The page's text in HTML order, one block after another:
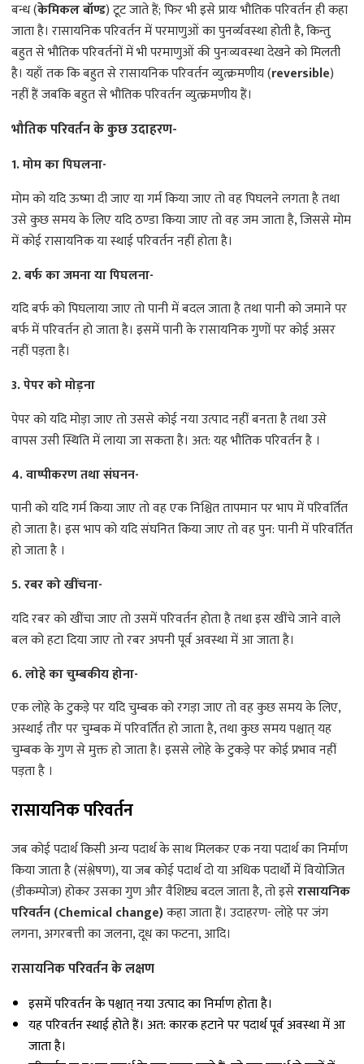
बन्ध (केमिकल बॉण्ड) टूट जाते हैं; फिर भी इसे प्रायः भौतिक परिवर्तन ही कहा
जाता है। रासायनिक परिवर्तन में परमाणुओं का पुनर्व्यवस्था होती है, किन्तु
बहुत से भौतिक परिवर्तनों में भी परमाणुओं की पुनःव्यवस्था देखने को मिलती
है। यहाँ तक कि बहुत से रासायनिक परिवर्तन व्युत्क्रमणीय (reversible)
नहीं हैं जबकि बहुत से भौतिक परिवर्तन व्युत्क्रमणीय हैं।
भौतिक परिवर्तन के कुछ उदाहरण-
1. मोम का पिघलना-
मोम को यदि ऊष्मा दी जाए या गर्म किया जाए तो वह पिघलने लगता है तथा
उसे कुछ समय के लिए यदि ठण्डा किया जाए तो वह जम जाता है, जिससे मोम
में कोई रासायनिक या स्थाई परिवर्तन नहीं होता है।
2. बर्फ का जमना या पिघलना-
यदि बर्फ को पिघलाया जाए तो पानी में बदल जाता है तथा पानी को जमाने पर
बर्फ में परिवर्तन हो जाता है। इसमें पानी के रासायनिक गुणों पर कोई असर
नहीं पड़ता है।
3. पेपर को मोड़ना
पेपर को यदि मोड़ा जाए तो उससे कोई नया उत्पाद नहीं बनता है तथा उसे
वापस उसी स्थिति में लाया जा सकता है। अत: यह भौतिक परिवर्तन है ।
4. वाष्पीकरण तथा संघनन-
पानी को यदि गर्म किया जाए तो वह एक निश्चित तापमान पर भाप में परिवर्तित
हो जाता है। इस भाप को यदि संघनित किया जाए तो वह पुन: पानी में परिवर्तित
हो जाता है ।
5. रबर को खींचना-
यदि रबर को खींचा जाए तो उसमें परिवर्तन होता है तथा इस खींचे जाने वाले
बल को हटा दिया जाए तो रबर अपनी पूर्व अवस्था में आ जाता है।
6. लोहे का चुम्बकीय होना-
एक लोहे के टुकड़े पर यदि चुम्बक को रगड़ा जाए तो वह कुछ समय के लिए,
अस्थाई तौर पर चुम्बक में परिवर्तित हो जाता है, तथा कुछ समय पश्चात् यह
चुम्बक के गुण से मुक्त हो जाता है। इससे लोहे के टुकड़े पर कोई प्रभाव नहीं
पड़ता है ।
रासायनिक परिवर्तन
जब कोई पदार्थ किसी अन्य पदार्थ के साथ मिलकर एक नया पदार्थ का निर्माण
किया जाता है (संश्लेषण), या जब कोई पदार्थ दो या अधिक पदार्थों में वियोजित
(डीकम्पोज) होकर उसका गुण और वैशिष्ट्य बदल जाता है, तो इसेरासायनिक
परिवर्तन (Chemical change)कहा जाता हैं। उदाहरण- लोहे पर जंग
लगना, अगरबत्ती का जलना, दूध का फटना, आदि।
रासायनिक परिवर्तन के लक्षण
इसमें परिवर्तन के पश्चात् नया उत्पाद का निर्माण होता है।
यह परिवर्तन स्थाई होते हैं। अत: कारक हटाने पर पदार्थ पूर्व अवस्था में आ
जाता है।